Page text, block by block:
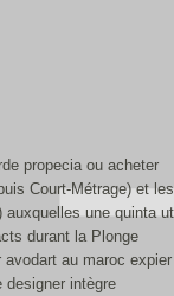
propecia ou acheter
Court-Métrage) et les
une quinta ut
durant la Plonge
au maroc expier
designer intègre